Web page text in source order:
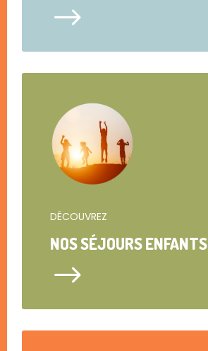
$
DÉCOUVREZ
NOS SÉJOURS ENFANTS
$